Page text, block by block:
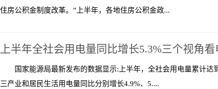
住房公积金制度改革。”上半年，各地住房公积金政...
上半年全社会用电量同比增长5.3%三个视角
国家能源局最新发布的数据显示:上半年，全社会用电量累计
三产业和居民生活用电量同比分别增长4.9%、5....